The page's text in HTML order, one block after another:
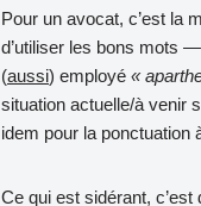
Pour un avocat, c’est la
d’utiliser les bons mots
(aussi) employé «
situation actuelle/à venir
idem pour la ponctuation
Ce qui est sidérant, c’est